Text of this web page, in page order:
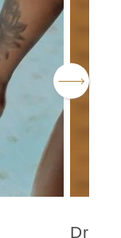
Drive